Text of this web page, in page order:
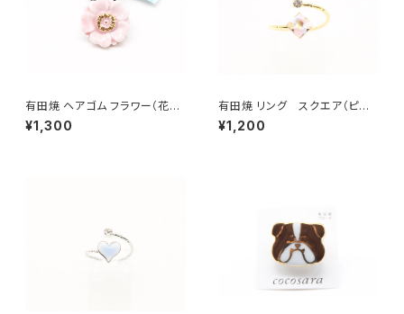
有田焼 ヘアゴム フラワー（花芯
金彩） ピンク
¥1,300
有田焼 リング スクエア（ピン
ク）
¥1,200